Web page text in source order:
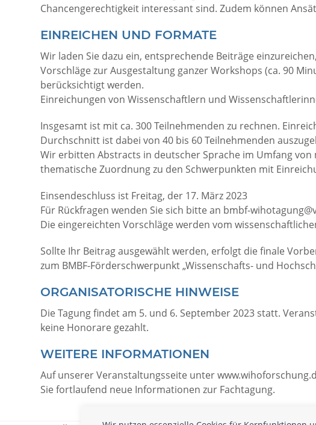
Chancengerechtigkeit interessant sind. Zudem können
EINREICHEN UND FORMATE
Wir laden Sie dazu ein, entsprechende Beiträge
Vorschläge zur Ausgestaltung ganzer Workshops (ca. 90
berücksichtigt werden.
Einreichungen von Wissenschaftlern und
Insgesamt ist mit ca. 300 Teilnehmenden zu rechnen.
Durchschnitt ist dabei von 40 bis 60 Teilnehmenden
Wir erbitten Abstracts in deutscher Sprache im Umfang von
thematische Zuordnung zu den Schwerpunkten mit
Einsendeschluss ist Freitag, der 17. März 2023
Für Rückfragen wenden Sie sich bitte an bmbf-
Die eingereichten Vorschläge werden vom
Sollte Ihr Beitrag ausgewählt werden, erfolgt die finale
zum BMBF-Förderschwerpunkt „Wissenschafts- und
ORGANISATORISCHE HINWEISE
Die Tagung findet am 5. und 6. September 2023 statt.
keine Honorare gezahlt.
WEITERE INFORMATIONEN
Auf unserer Veranstaltungsseite unter
Sie fortlaufend neue Informationen zur Fachtagung.